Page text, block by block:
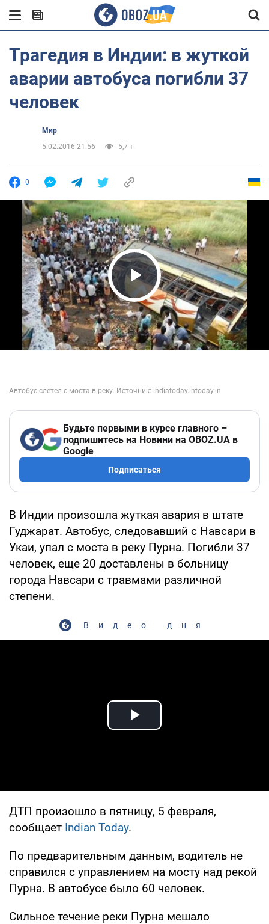
Трагедия в Индии: в жуткой
аварии автобуса погибли 37
человек
Мир
5.02.2016 21:56
5,7 т.
0
Play Video
Будьте первыми в курсе главного –
подпишитесь на Новини на OBOZ.UA в
Google
Подписаться
В Индии произошла жуткая авария в штате
Гуджарат. Автобус, следовавший с Навсари в
Укаи, упал с моста в реку Пурна. Погибли 37
человек, еще 20 доставлены в больницу
города Навсари с травмами различной
степени.
Видео дня
Play Video
ДТП произошло в пятницу, 5 февраля,
сообщает Indian Today.
По предварительным данным, водитель не
справился с управлением на мосту над рекой
Пурна. В автобусе было 60 человек.
Сильное течение реки Пурна мешало